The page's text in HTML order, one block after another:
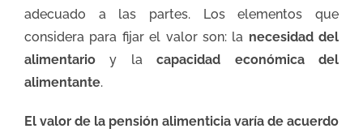
adecuado a las partes. Los elementos que
considera para fijar el valor son: la necesidad del
alimentarioy lacapacidad económica del
alimentante.
El valor de la pensión alimenticia varía de acuerdo